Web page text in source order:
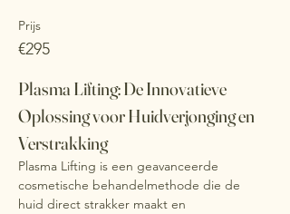
Prijs
€295
Plasma Lifting: De Innovatieve
Oplossing voor Huidverjonging en
Verstrakking
Plasma Lifting is een geavanceerde
cosmetische behandelmethode die de
huid direct strakker maakt en